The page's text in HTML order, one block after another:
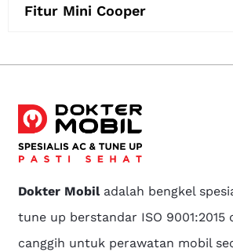
Fitur Mini Cooper
Dokter Mobiladalah bengkel
tune up berstandar ISO 9001:2015
canggih untuk perawatan mobil